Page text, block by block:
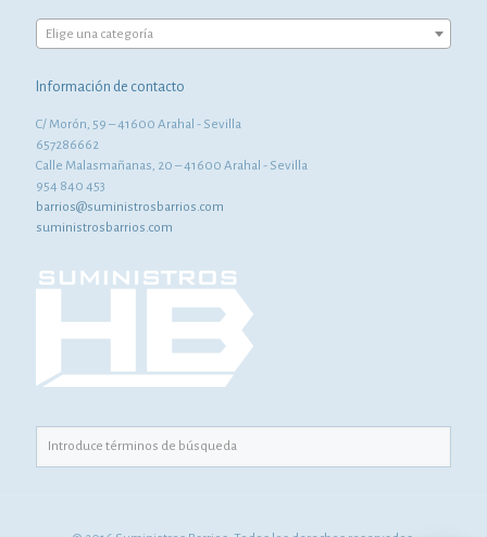
Elige una categoría
Información de contacto
C/ Morón, 59 – 41600 Arahal - Sevilla
657286662
Calle Malasmañanas, 20 – 41600 Arahal - Sevilla
954 840 453
barrios@suministrosbarrios.com
suministrosbarrios.com